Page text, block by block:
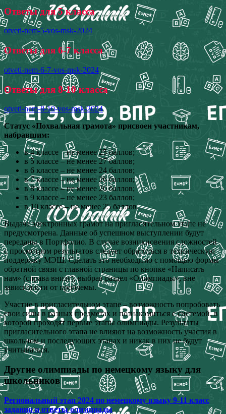
Ответы для 5 класса
otveti-nem-5-vos-msk-2024
Ответы для 6-7 класса
otveti-nem-6-7-vos-msk-2024
Ответы для 8-10 класса
otveti-nem-8-10-vos-msk-2024
Статус «Похвальная грамота» присвоен участникам,
набравшим:
в 4 классе – не менее 25 баллов;
в 5 классе – не менее 27 баллов;
в 6 классе – не менее 24 баллов;
в 7 классе – не менее 26 баллов;
в 8 классе – не менее 20 баллов;
в 9 классе – не менее 23 баллов;
в 10 классе – не менее 25 баллов.
Выдача электронных грамот на пригласительном этапе не
предусмотрена. Данные об успешном выступлении будут
переданы в Портфолио. В случае возникновения сложностей
с просмотром результатов следует обратиться в техническую
поддержку МЭШ. Сделать это необходимо с помощью формы
обратной связи с главной страницы по кнопке «Написать
нам» (справа внизу), выбрав раздел «Олимпиады», вне
зависимости от проблемы.
Участие в пригласительном этапе – возможность попробовать
свои силы в разных предметах и познакомиться с системой, в
которой проходят первые этапы олимпиады. Результаты
пригласительного этапа не влияют на возможность участия в
школьном и последующих этапах и никак в них не будут
учитываться.
Другие олимпиады по немецкому языку для
школьников
Региональный этап 2024 по немецкому языку 9-11 класс
задания и ответы олимпиады